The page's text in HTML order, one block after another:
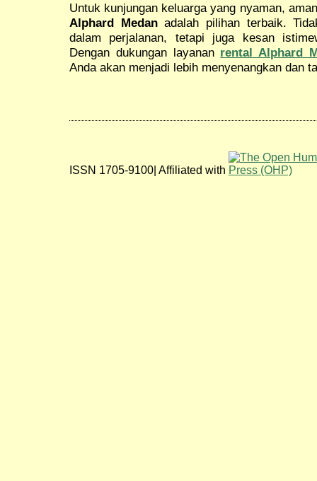
Untuk kunjungan keluarga yang nyaman,
Alphard Medanadalah pilihan terbaik.
dalam perjalanan, tetapi juga kesan
Dengan dukungan layanan rental Alphard
Anda akan menjadi lebih menyenangkan dan
ISSN 1705-9100| Affiliated with